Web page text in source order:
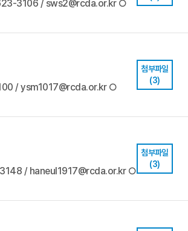
3106 / sws2@rcda.or.kr ○
/ ysm1017@rcda.or.kr ○
첨부파일
(3)
3148 / haneul1917@rcda.or.kr ○
첨부파일
(3)